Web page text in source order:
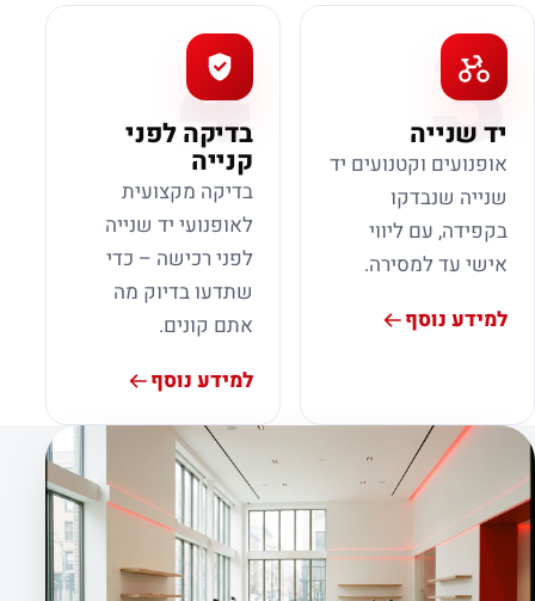
3
יד שנייה
אופנועים וקטנועים יד
שנייה שנבדקו
בקפידה, עם ליווי
אישי עד למסירה.
למידע נוסף
4
בדיקה לפני
קנייה
בדיקה מקצועית
לאופנועי יד שנייה
לפני רכישה – כדי
שתדעו בדיוק מה
אתם קונים.
למידע נוסף